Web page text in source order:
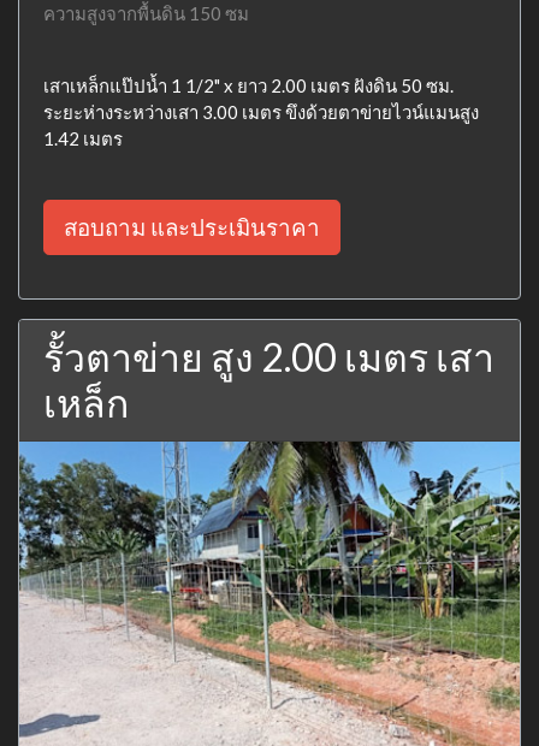
ความสูงจากพื้นดิน 150 ซม
เสาเหล็กแป๊ปน้ำ 1 1/2" x ยาว 2.00 เมตร ฝังดิน 50 ซม.
ระยะห่างระหว่างเสา 3.00 เมตร ขึงด้วยตาข่ายไวน์แมนสูง
1.42 เมตร
สอบถาม และประเมินราคา
รั้วตาข่าย สูง 2.00 เมตร เสา
เหล็ก